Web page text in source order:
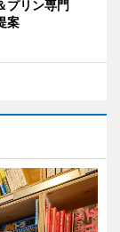
プリン専門
案